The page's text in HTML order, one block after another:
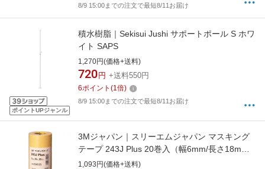
8/9 15:00までの注文で最短8/11お届け
ポイントUPジャンル
積水樹脂｜Sekisui Jushi サポートポール S ホワ
イト SAPS
1,270円(価格+送料)
720 円 +送料550円
6ポイント (1倍)
8/9 15:00までの注文で最短8/11お届け
3Mジャパン｜スリーエムジャパン マスキング
テープ 243J Plus 20巻入（幅6mm/長さ18m）
黄 243J6
1,093円(価格+送料)